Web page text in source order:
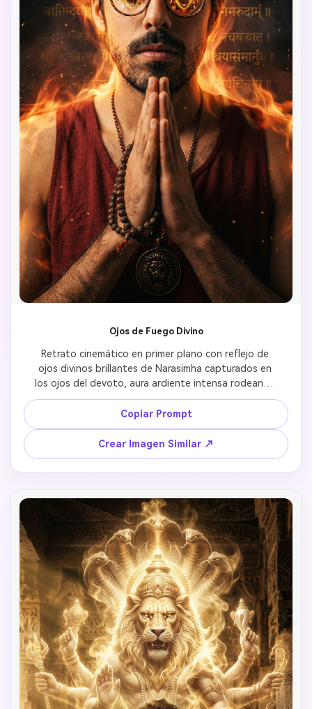
Ojos de Fuego Divino
Retrato cinemático en primer plano con reflejo de
ojos divinos brillantes de Narasimha capturados en
los ojos del devoto, aura ardiente intensa rodeando
el rostro, fondo oscuro misterioso creando
contraste, ambiente devocional ultra realista con
intensidad espiritual, textura de ojos detallada
mostrando conexión divina, energía protectora
feroz evidente a través de expresión facial,
iluminación de retrato profesional enfatizando
transformación espiritual, efectos de fuego celestial
irradiando poder divino, intensidad emocional
transmitiendo furia protectora del Señor Narasimha.
Copiar Prompt
Crear Imagen Similar ↗